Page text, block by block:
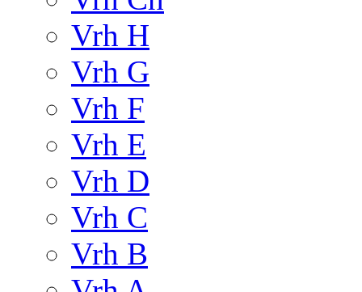
Vrh H
Vrh G
Vrh F
Vrh E
Vrh D
Vrh C
Vrh B